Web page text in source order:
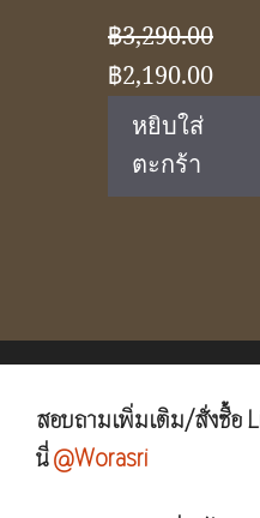
฿3,290.00
Original
price
was:
฿3,290.00.
฿2,190.00
฿
หยิบใส่
ตะกร้า
สอบถามเพิ่มเติม/สั่งซื้อ
นี่@Worasri